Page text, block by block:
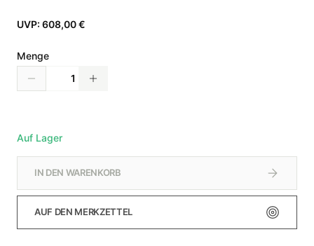
UVP: 608,00 €
Menge
Auf Lager
IN DEN WARENKORB
AUF DEN MERKZETTEL